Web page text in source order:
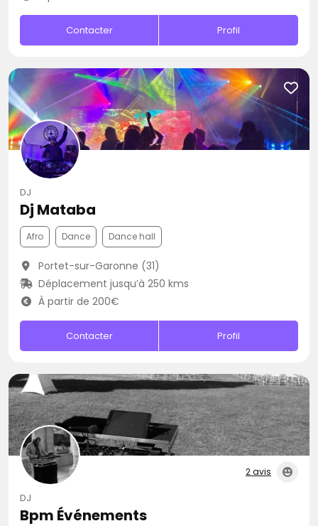
Contacter Profil
DJ
Dj Mataba
Afro Dance Dance hall
Portet-sur-Garonne (31)
Déplacement jusqu’à 250 kms
À partir de 200€
Contacter Profil
2 avis
DJ
Bpm Événements